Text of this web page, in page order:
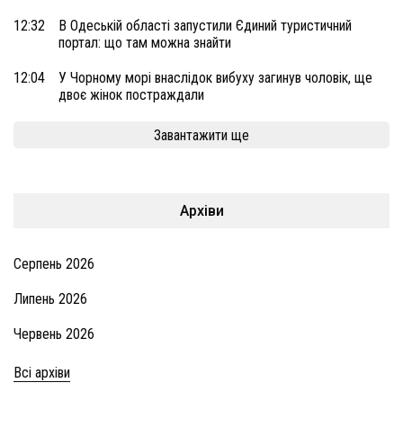
12:32
В Одеській області запустили Єдиний туристичний
портал: що там можна знайти
12:04
У Чорному морі внаслідок вибуху загинув чоловік, ще
двоє жінок постраждали
Завантажити ще
Архіви
Серпень 2026
Липень 2026
Червень 2026
Всі архіви